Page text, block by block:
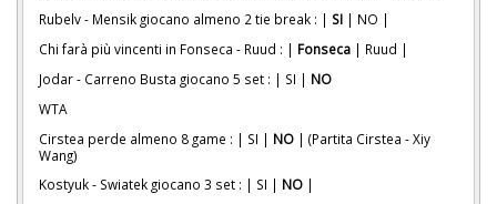
Rubelv - Mensik giocano almeno 2 tie break : | SI | NO |
Chi farà più vincenti in Fonseca - Ruud : | Fonseca | Ruud |
Jodar - Carreno Busta giocano 5 set : | SI | NO
WTA
Cirstea perde almeno 8 game : | SI | NO | (Partita Cirstea - Xiy
Wang)
Kostyuk - Swiatek giocano 3 set : | SI | NO |